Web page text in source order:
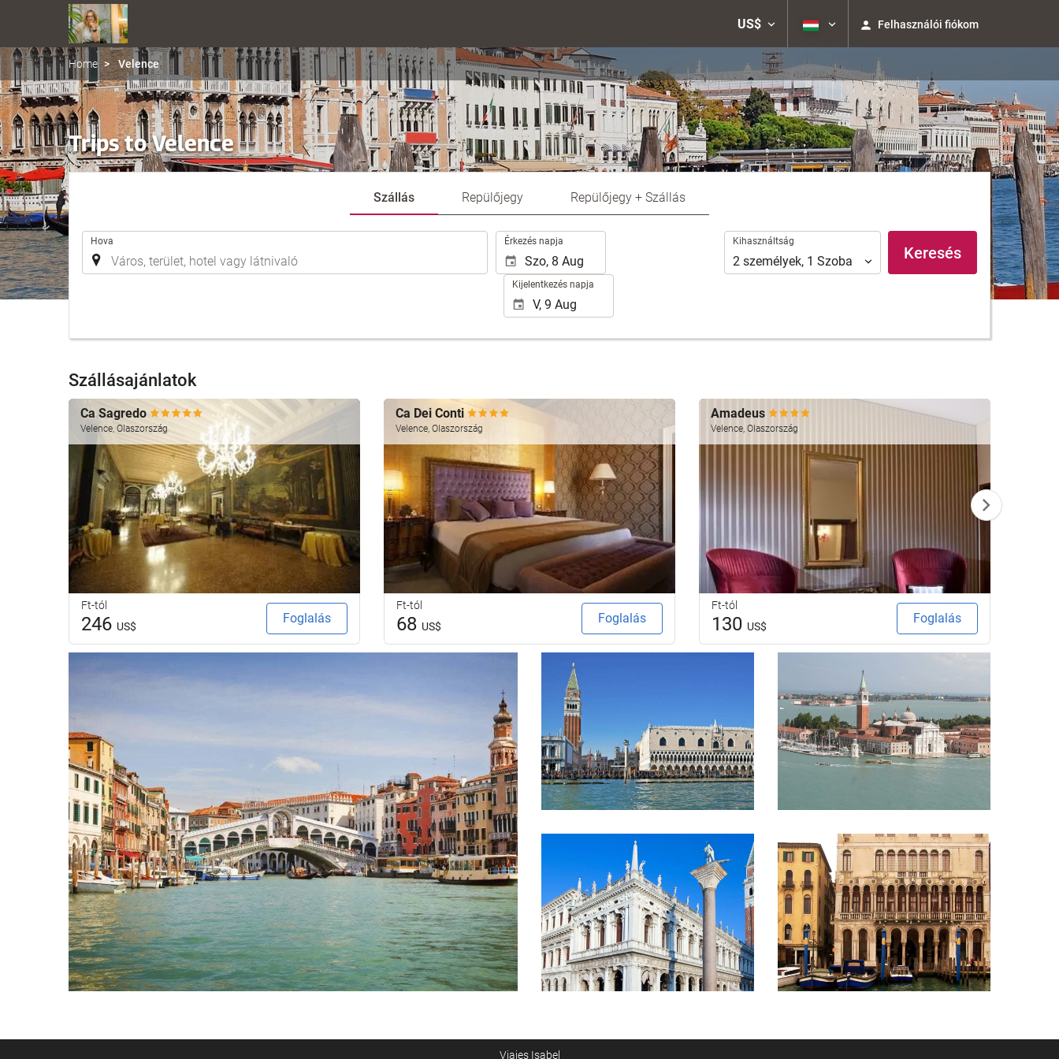
US$ Felhasználói fiókom
Home Velence
Trips to Velence
Szállás Repülőjegy Repülőjegy + Szállás
Hova Érkezés napja
Kijelentkezés napja
Kihasználtság
Kihasználtság
2 személyek, 1 Szoba Keresés
Szállásajánlatok
Ca Sagredo
Velence, Olaszország
Ft-tól
246 US$
Foglalás
Ca Dei Conti
Velence, Olaszország
Ft-tól
68 US$
Foglalás
Amadeus
Velence, Olaszország
Ft-tól
130 US$
Foglalás
Viajes Isabel